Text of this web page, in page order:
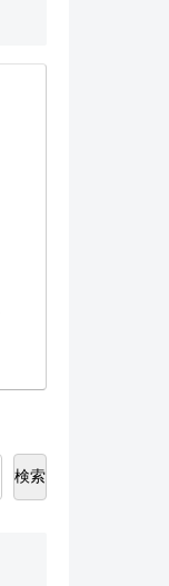
検索